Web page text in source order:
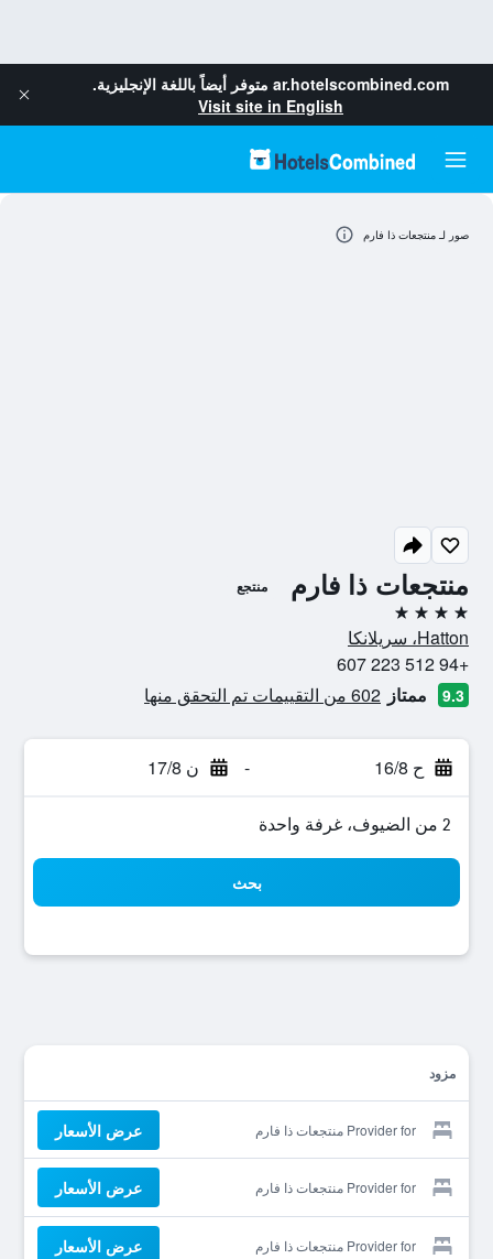
ar.hotelscombined.com متوفر أيضاً باللغة الإنجليزية.
Visit site in English
منتجعات ذا فارم منتجع
4 نجوم
Hatton، سريلانكا
+94 512 223 607
9.3 ممتاز 602 من التقييمات تم التحقق منها
ح 16/8 - ن 17/8
2 من الضيوف، غرفة واحدة
بحث
مزود
Provider for منتجعات ذا فارم عرض الأسعار
Provider for منتجعات ذا فارم عرض الأسعار
Provider for منتجعات ذا فارم عرض الأسعار
صور لـ منتجعات ذا فارم